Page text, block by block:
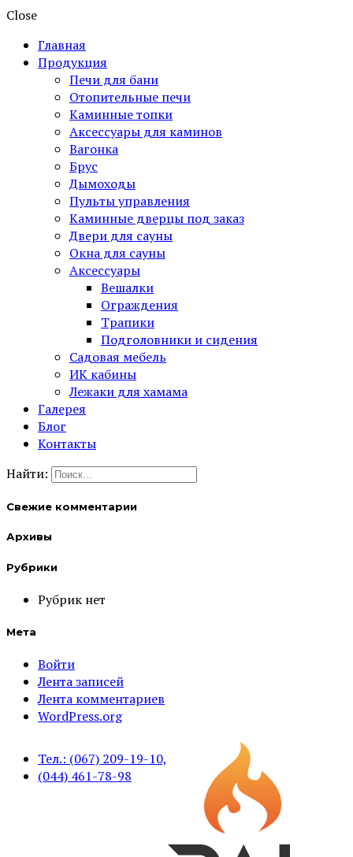
Close
Главная
Продукция
Печи для бани
Отопительные печи
Каминные топки
Аксессуары для каминов
Вагонка
Брус
Дымоходы
Пульты управления
Каминные дверцы под заказ
Двери для сауны
Окна для сауны
Аксессуары
Вешалки
Ограждения
Трапики
Подголовники и сидения
Садовая мебель
ИК кабины
Лежаки для хамама
Галерея
Блог
Контакты
Найти:
Свежие комментарии
Архивы
Рубрики
Рубрик нет
Мета
Войти
Лента записей
Лента комментариев
WordPress.org
Тел.: (067) 209-19-10,
(044) 461-78-98